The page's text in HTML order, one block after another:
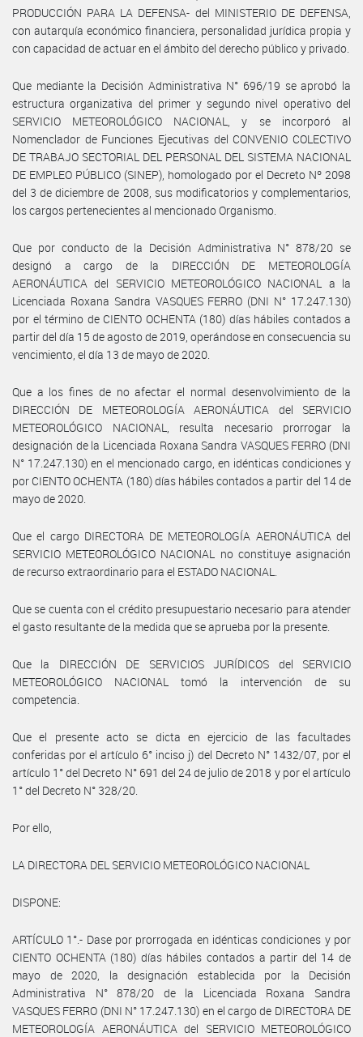
PRODUCCIÓN PARA LA DEFENSA- del MINISTERIO DE DEFENSA,
con autarquía económico financiera, personalidad jurídica propia y
con capacidad de actuar en el ámbito del derecho público y privado.
Que mediante la Decisión Administrativa N° 696/19 se aprobó la
estructura organizativa del primer y segundo nivel operativo del
SERVICIO METEOROLÓGICO NACIONAL, y se incorporó al
Nomenclador de Funciones Ejecutivas del CONVENIO COLECTIVO
DE TRABAJO SECTORIAL DEL PERSONAL DEL SISTEMA NACIONAL
DE EMPLEO PÚBLICO (SINEP), homologado por el Decreto Nº 2098
del 3 de diciembre de 2008, sus modificatorios y complementarios,
los cargos pertenecientes al mencionado Organismo.
Que por conducto de la Decisión Administrativa N° 878/20 se
designó a cargo de la DIRECCIÓN DE METEOROLOGÍA
AERONÁUTICA del SERVICIO METEOROLÓGICO NACIONAL a la
Licenciada Roxana Sandra VASQUES FERRO (DNI N° 17.247.130)
por el término de CIENTO OCHENTA (180) días hábiles contados a
partir del día 15 de agosto de 2019, operándose en consecuencia su
vencimiento, el día 13 de mayo de 2020.
Que a los fines de no afectar el normal desenvolvimiento de la
DIRECCIÓN DE METEOROLOGÍA AERONÁUTICA del SERVICIO
METEOROLÓGICO NACIONAL, resulta necesario prorrogar la
designación de la Licenciada Roxana Sandra VASQUES FERRO (DNI
N° 17.247.130) en el mencionado cargo, en idénticas condiciones y
por CIENTO OCHENTA (180) días hábiles contados a partir del 14 de
mayo de 2020.
Que el cargo DIRECTORA DE METEOROLOGÍA AERONÁUTICA del
SERVICIO METEOROLÓGICO NACIONAL no constituye asignación
de recurso extraordinario para el ESTADO NACIONAL.
Que se cuenta con el crédito presupuestario necesario para atender
el gasto resultante de la medida que se aprueba por la presente.
Que la DIRECCIÓN DE SERVICIOS JURÍDICOS del SERVICIO
METEOROLÓGICO NACIONAL tomó la intervención de su
competencia.
Que el presente acto se dicta en ejercicio de las facultades
conferidas por el artículo 6° inciso j) del Decreto N° 1432/07, por el
artículo 1° del Decreto N° 691 del 24 de julio de 2018 y por el artículo
1° del Decreto N° 328/20.
Por ello,
LA DIRECTORA DEL SERVICIO METEOROLÓGICO NACIONAL
DISPONE:
ARTÍCULO 1°.- Dase por prorrogada en idénticas condiciones y por
CIENTO OCHENTA (180) días hábiles contados a partir del 14 de
mayo de 2020, la designación establecida por la Decisión
Administrativa N° 878/20 de la Licenciada Roxana Sandra
VASQUES FERRO (DNI N° 17.247.130) en el cargo de DIRECTORA DE
METEOROLOGÍA AERONÁUTICA del SERVICIO METEOROLÓGICO